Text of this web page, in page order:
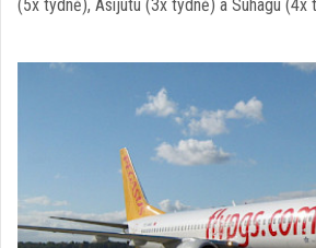
(5x týdně), Asijútu (3x týdně) a Suhagu (4x